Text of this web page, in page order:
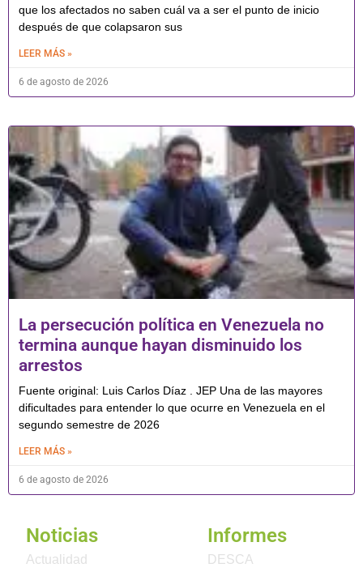
que los afectados no saben cuál va a ser el punto de inicio
después de que colapsaron sus
LEER MÁS »
6 de agosto de 2026
La persecución política en Venezuela no
termina aunque hayan disminuido los
arrestos
Fuente original: Luis Carlos Díaz . JEP Una de las mayores
dificultades para entender lo que ocurre en Venezuela en el
segundo semestre de 2026
LEER MÁS »
6 de agosto de 2026
Noticias
Actualidad
Informes
DESCA